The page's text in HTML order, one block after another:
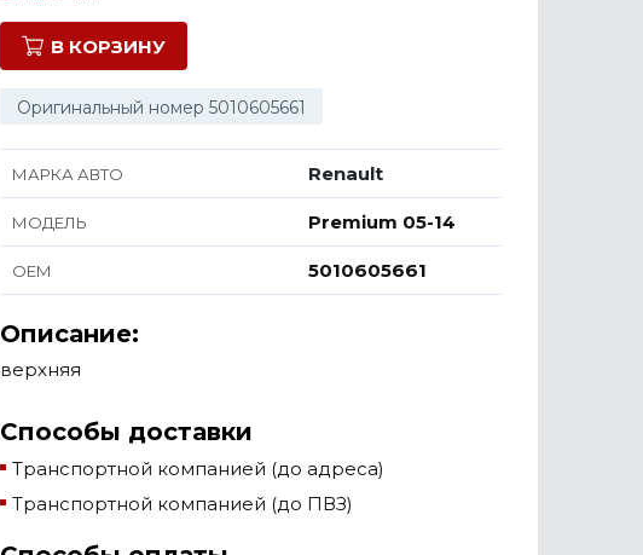
В КОРЗИНУ
Оригинальный номер 5010605661
МАРКА АВТО Renault
МОДЕЛЬ Premium 05-14
ОЕМ 5010605661
Описание:
верхняя
Способы доставки
Транспортной компанией (до адреса)
Транспортной компанией (до ПВЗ)